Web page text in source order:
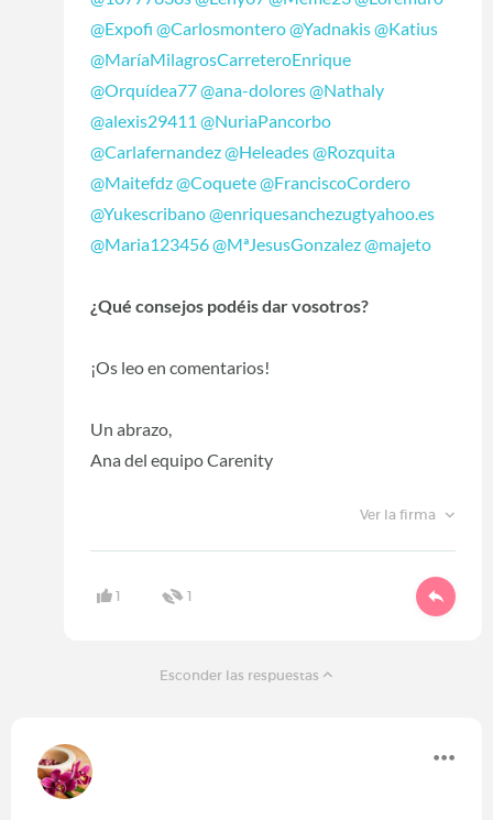
@Expofi @Carlosmontero@Yadnakis@Katius
@MaríaMilagrosCarreteroEnrique
@Orquídea77@ana-dolores@Nathaly
@alexis29411 @NuriaPancorbo
@Carlafernandez@Heleades@Rozquita
@Maitefdz@Coquete@FranciscoCordero
@Yukescribano@enriquesanchezugtyahoo.es
@Maria123456@MªJesusGonzalez@majeto
¿Qué consejos podéis dar vosotros?
¡Os leo en comentarios!
Un abrazo,
Ana del equipo Carenity
Ver la firma
1 1
Esconder las respuestas